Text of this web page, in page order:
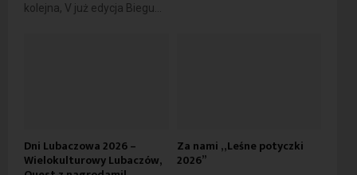
kolejna, V już edycja Biegu...
Dni Lubaczowa 2026 –
Wielokulturowy Lubaczów,
Za nami „Leśne potyczki
2026”